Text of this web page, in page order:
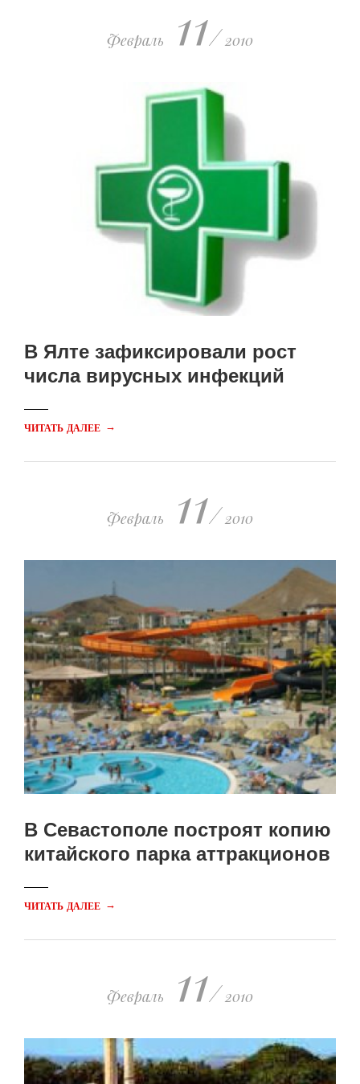
Февраль 11/ 2010
В Ялте зафиксировали рост
числа вирусных инфекций
ЧИТАТЬ ДАЛЕЕ →
Февраль 11/ 2010
В Севастополе построят копию
китайского парка аттракционов
ЧИТАТЬ ДАЛЕЕ →
Февраль 11/ 2010